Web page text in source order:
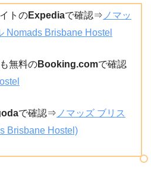
トのExpediaで確認⇒ ノマッ
Nomads Brisbane Hostel
無料のBooking.comで確認
で確認⇒ ノマッズ ブリス
Brisbane Hostel)